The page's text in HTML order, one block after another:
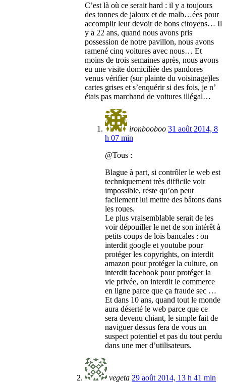
C’est là où ce serait hard : il y a toujours
des tonnes de jaloux et de malb…ées pour
accomplir leur devoir de bons citoyens… Il
y a 22 ans, quand nous avons pris
possession de notre pavillon, nous avons
ramené cinq voitures avec nous… Et
moins de trois semaines après, nous avons
eu une visite domiciliée des pandores
venus vérifier (sur plainte du voisinage)les
cartes grises et s’enquérir si des fois, je n’
étais pas marchand de voitures illégal…
ironbooboo 31 août 2014, 8
h 07 min
@Tous :
Blague à part, si contrôler le web est
techniquement très difficile voir
impossible, reste qu’on peut
facilement lui mettre des bâtons dans
les roues.
Le plus vraisemblable serait de les
voir dépouiller le net de son intérêt à
petits coups de lois bancales : on
interdit google et youtube pour
protéger les copyrights, on interdit
amazon pour protéger la culture, on
interdit facebook pour protéger la
vie privée, on interdit le commerce
en ligne parce que ça fraude sec …
Et dans 10 ans, quand tout le monde
aura déserté le web parce que ce
sera devenu chiant, le simple fait de
naviguer dessus fera de vous un
suspect potentiel et pas du tout perdu
dans une mer d’utilisateurs.
vegeta 29 août 2014, 13 h 41 min